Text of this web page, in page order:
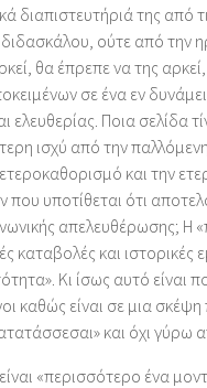
διαπιστευτήριά της από
ούτε από την
θα έπρεπε να της
σε ένα εν
ελευθερίας. Ποια σελίδα
ισχύ από την
και την
που υποτίθεται ότι
απελευθέρωσης; Η
καταβολές και
Κι ίσως αυτό είναι
καθώς είναι σε μια
και όχι γύρω
«περισσότερο ένα